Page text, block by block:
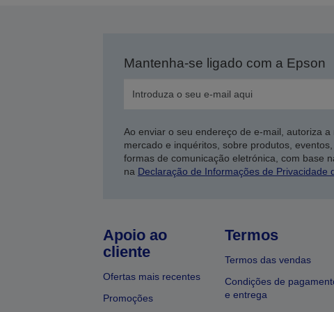
Mantenha-se ligado com a Epson
Ao enviar o seu endereço de e-mail, autoriza
mercado e inquéritos, sobre produtos,
formas de comunicação eletrónica, com base
na Declaração de Informações de Privacidade
Apoio ao
cliente
Ofertas mais recentes
Promoções
Termos
Termos das vendas
Condições de
e entrega